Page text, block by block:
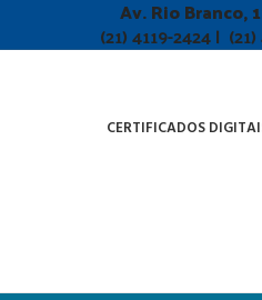
Av. Rio Branco,
(21) 4119-2424 |
CERTIFICADOS